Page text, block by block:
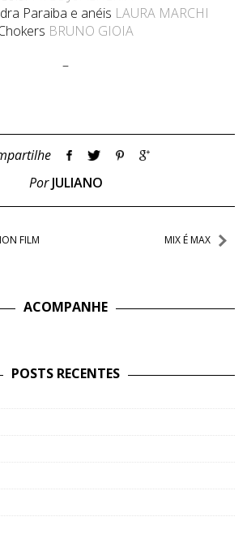
Paraiba e anéis LAURA MARCHI
BRUNO GIOIA
–
PorJULIANO
FILM MIX É MAX
ACOMPANHE
POSTS RECENTES